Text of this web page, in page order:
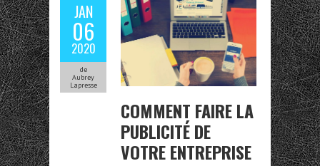
JAN
06
2020
de
Aubrey
Lapresse
COMMENT FAIRE LA
PUBLICITÉ DE
VOTRE ENTREPRISE